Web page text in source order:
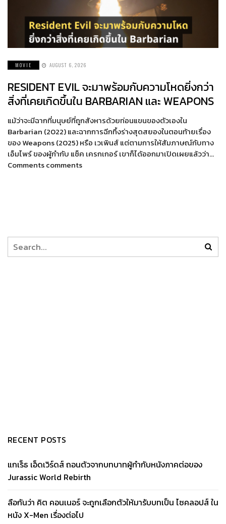
MOVIE AUGUST 6, 2026
RESIDENT EVIL จะมาพร้อมกับความโหดยิ่งกว่า
สิ่งที่เคยเกิดขึ้นใน BARBARIAN และ WEAPONS
แม้ว่าจะมีฉากที่มนุษย์ที่ถูกสังหารด้วยท่อนแขนของตัวเองใน
Barbarian (2022) และฉากการฉีกทึ้งร่างสุดสยองในตอนท้ายเรื่อง
ของ Weapons (2025) หรือ เวเพินส์ แต่ตามการให้สัมภาษณ์กับทาง
เอ็มไพร์ ของผู้กำกับ แซ็ค เครกเกอร์ เขาก็ได้ออกมาเปิดเผยแล้วว่า…
Comments comments
RECENT POSTS
แกเร็ธ เอ็ดเวิร์ดส์ ถอนตัวจากบทบาทผู้กำกับหนังภาคต่อของ
Jurassic World Rebirth
ลือกันว่า คิต คอนเนอร์ จะถูกเลือกตัวให้มารับบทเป็น ไซคลอปส์ ใน
หนัง X-Men เรื่องต่อไป